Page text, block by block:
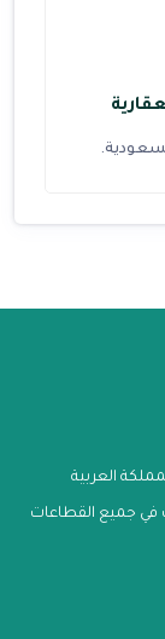
العربية
في جميع القطاعات